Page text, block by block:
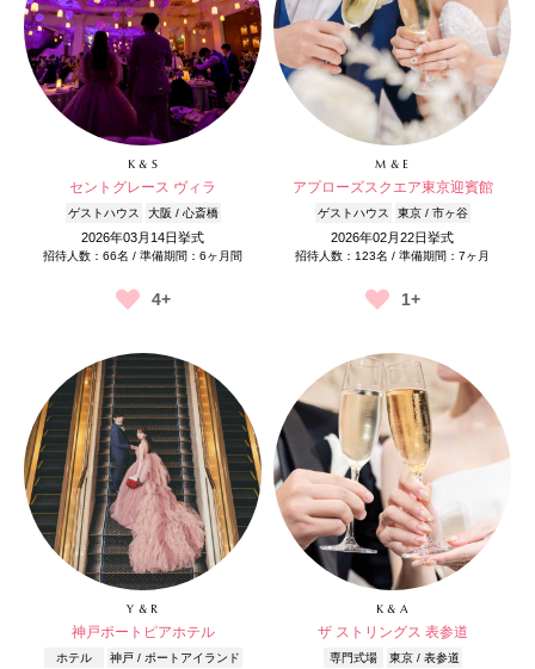
K & S
セントグレース ヴィラ
ゲストハウス 大阪 / 心斎橋
2026年03月14日挙式
招待人数：66名 / 準備期間：6ヶ月間
4+
M & E
アプローズスクエア東京迎賓館
ゲストハウス 東京 / 市ヶ谷
2026年02月22日挙式
招待人数：123名 / 準備期間：7ヶ月
1+
Y & R
神戸ポートピアホテル
ホテル 神戸 / ポートアイランド
K & A
ザ ストリングス 表参道
専門式場 東京 / 表参道